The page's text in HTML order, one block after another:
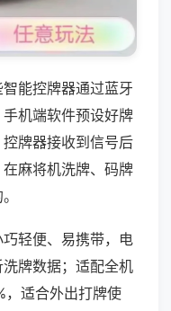
能控牌器通过蓝牙
机端软件预设好牌
牌器接收到信号后
麻将机洗牌、码牌
轻便、易携带，电
牌数据；适配全机
，适合外出打牌使